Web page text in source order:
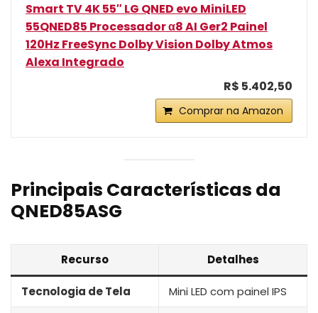
Smart TV 4K 55″ LG QNED evo MiniLED
55QNED85 Processador α8 AI Ger2 Painel
120Hz FreeSync Dolby Vision Dolby Atmos
Alexa Integrado
R$ 5.402,50
Comprar na Amazon
Principais Características da
QNED85ASG
Recurso Detalhes
Tecnologia de Tela Mini LED com painel IPS